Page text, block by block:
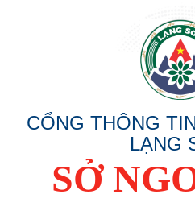
CỔNG THÔNG
LẠNG
SỞ